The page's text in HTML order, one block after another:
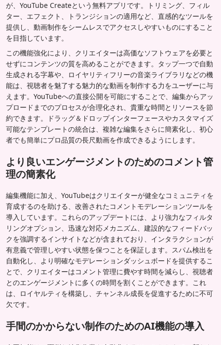
が、YouTube Createという無料アプリです。トリミング、フィル
ター、エフェクト、トランジションの適用など、直感的なツールを
提供し、動画制作をシームレスでアクセスしやすいものにすること
を目指しています。
この機能強化により、クリエイターは高価なソフトウェアを必要と
せずにコンテンツの質を高めることができます。タップ一つで自動
生成される字幕や、ロイヤリティフリーの音楽ライブラリなどの機
能は、視聴者を魅了する魅力的な動画を制作する力をユーザーに与
えます。YouTubeへの直接公開を可能にすることで、編集からアッ
プロードまでのプロセスが合理化され、貴重な時間とリソースを節
約できます。ドラッグ＆ドロップインターフェースやカスタマイズ
可能なテンプレートの統合は、複雑な編集をさらに簡素化し、初心
者でも簡単にプロ品質の長尺動画を作成できるようにします。
より良いエンゲージメントのためのコメント管
理の簡素化
編集機能に加え、YouTubeはクリエイターが健全なコミュニティを
育成するのを助ける、改善されたコメントモデレーションツールを
導入しています。これらのアップデートには、より強力なフィルタ
リングオプション、迅速な対応メカニズム、建設的なフィードバッ
クを強調するインサイトなどが含まれており、インタラクションが
有意義で管理しやすい状態を保つことを保証します。スパム検出を
自動化し、より明確なモデレーションダッシュボードを提供するこ
とで、クリエイターはコメント管理に費やす時間を減らし、視聴者
とのエンゲージメントに多くの時間を割くことができます。これ
は、ロイヤルティを構築し、チャンネル成長を促進するために不可
欠です。
手間のかからない制作のためのAI機能の導入